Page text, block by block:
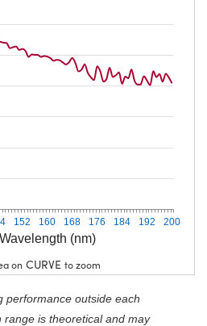
Wavelength (nm)
152 160 168 176 184 192 200
on CURVE to zoom
performance outside each
range is theoretical and may